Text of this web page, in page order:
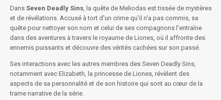
Dans Seven Deadly Sins, la quête de Meliodas est tissée de mystères
et de révélations. Accusé à tort d'un crime qu'il n'a pas commis, sa
quête pour nettoyer son nom et celui de ses compagnons l'entraîne
dans des aventures à travers le royaume de Liones, où il affronte des
ennemis puissants et découvre des vérités cachées sur son passé.
Ses interactions avec les autres membres des Seven Deadly Sins,
notamment avec Elizabeth, la princesse de Liones, révèlent des
aspects de sa personnalité et de son histoire qui sont au cœur de la
trame narrative de la série.